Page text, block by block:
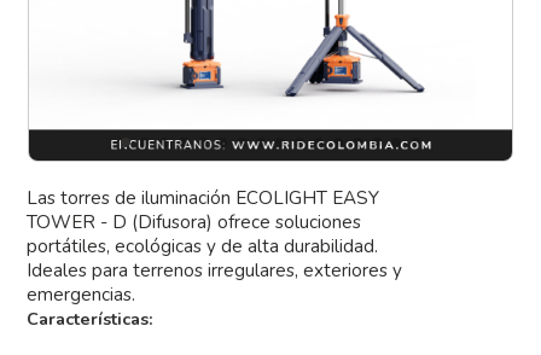
Las torres de iluminación ECOLIGHT EASY
TOWER - D (Difusora) ofrece soluciones
portátiles, ecológicas y de alta durabilidad.
Ideales para terrenos irregulares, exteriores y
emergencias.
Características: